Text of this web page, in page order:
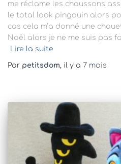
me réclame les chaussons
le total look pingouin alors
cas cela m’a donné une
Noël alors je ne me suis pas
Lire la suite
Par petitsdom, il y a 7 mois